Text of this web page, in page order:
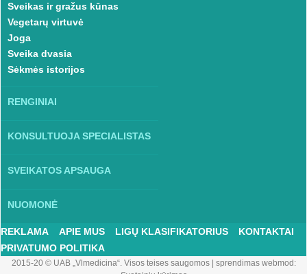
Sveikas ir gražus kūnas
Vegetarų virtuvė
Joga
Sveika dvasia
Sėkmės istorijos
RENGINIAI
KONSULTUOJA SPECIALISTAS
SVEIKATOS APSAUGA
NUOMONĖ
REKLAMA APIE MUS LIGŲ KLASIFIKATORIUS
KONTAKTAI
PRIVATUMO POLITIKA
2015-20 © UAB „Vlmedicina“. Visos teises saugomos| sprendimas webmod: